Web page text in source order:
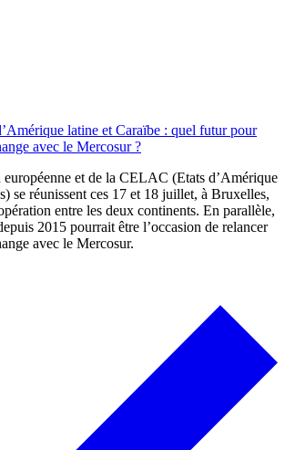
latine et Caraïbe : quel futur pour
avec le Mercosur ?
et de la CELAC (Etats d’Amérique
se réunissent ces 17 et 18 juillet, à Bruxelles,
entre les deux continents. En parallèle,
2015 pourrait être l’occasion de relancer
avec le Mercosur.